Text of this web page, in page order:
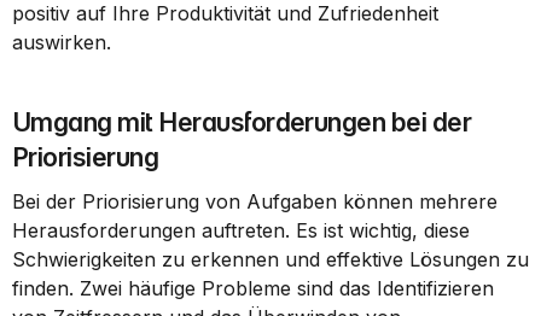
positiv auf Ihre Produktivität und Zufriedenheit
auswirken.
Umgang mit Herausforderungen bei der
Priorisierung
Bei der Priorisierung von Aufgaben können mehrere
Herausforderungen auftreten. Es ist wichtig, diese
Schwierigkeiten zu erkennen und effektive Lösungen zu
finden. Zwei häufige Probleme sind das Identifizieren